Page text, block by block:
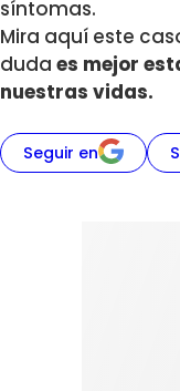
síntomas.
Mira aquí este
duda es mejor
nuestras vidas.
Seguir en